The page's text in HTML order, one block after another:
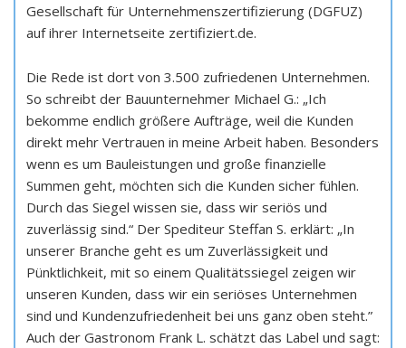
Gesellschaft für Unternehmenszertifizierung (DGFUZ)
auf ihrer Internetseite zertifiziert.de.
Die Rede ist dort von 3.500 zufriedenen Unternehmen.
So schreibt der Bauunternehmer Michael G.: „Ich
bekomme endlich größere Aufträge, weil die Kunden
direkt mehr Vertrauen in meine Arbeit haben. Besonders
wenn es um Bauleistungen und große finanzielle
Summen geht, möchten sich die Kunden sicher fühlen.
Durch das Siegel wissen sie, dass wir seriös und
zuverlässig sind.“ Der Spediteur Steffan S. erklärt: „In
unserer Branche geht es um Zuverlässigkeit und
Pünktlichkeit, mit so einem Qualitätssiegel zeigen wir
unseren Kunden, dass wir ein seriöses Unternehmen
sind und Kundenzufriedenheit bei uns ganz oben steht.”
Auch der Gastronom Frank L. schätzt das Label und sagt: